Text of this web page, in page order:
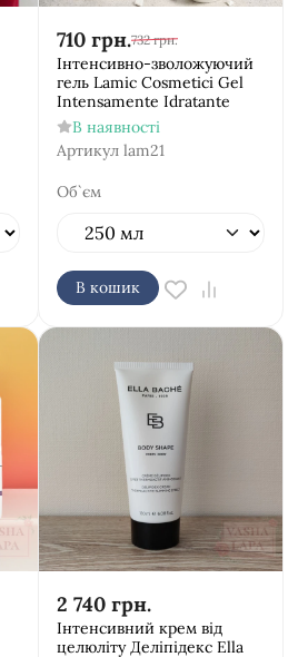
710 грн.732 грн.
Інтенсивно-зволожуючий
гель Lamic Cosmetici Gel
Intensamente Idratante
В наявності
Артикул lam21
Об`єм
В кошик
2 740 грн.
Інтенсивний крем від
целюліту Деліпідекс Ella